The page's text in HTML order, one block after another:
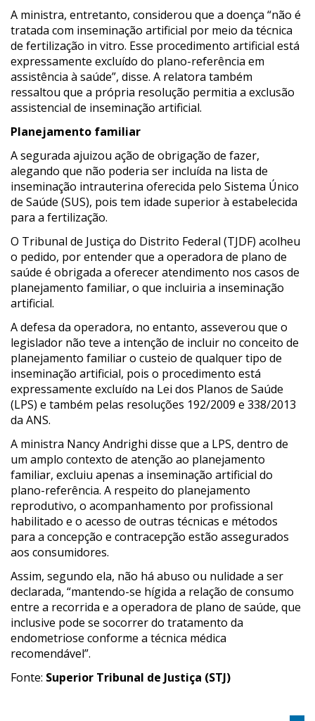
A ministra, entretanto, considerou que a doença “não é
tratada com inseminação artificial por meio da técnica
de fertilização in vitro. Esse procedimento artificial está
expressamente excluído do plano-referência em
assistência à saúde”, disse. A relatora também
ressaltou que a própria resolução permitia a exclusão
assistencial de inseminação artificial.
Planejamento familiar
A segurada ajuizou ação de obrigação de fazer,
alegando que não poderia ser incluída na lista de
inseminação intrauterina oferecida pelo Sistema Único
de Saúde (SUS), pois tem idade superior à estabelecida
para a fertilização.
O Tribunal de Justiça do Distrito Federal (TJDF) acolheu
o pedido, por entender que a operadora de plano de
saúde é obrigada a oferecer atendimento nos casos de
planejamento familiar, o que incluiria a inseminação
artificial.
A defesa da operadora, no entanto, asseverou que o
legislador não teve a intenção de incluir no conceito de
planejamento familiar o custeio de qualquer tipo de
inseminação artificial, pois o procedimento está
expressamente excluído na Lei dos Planos de Saúde
(LPS) e também pelas resoluções 192/2009 e 338/2013
da ANS.
A ministra Nancy Andrighi disse que a LPS, dentro de
um amplo contexto de atenção ao planejamento
familiar, excluiu apenas a inseminação artificial do
plano-referência. A respeito do planejamento
reprodutivo, o acompanhamento por profissional
habilitado e o acesso de outras técnicas e métodos
para a concepção e contracepção estão assegurados
aos consumidores.
Assim, segundo ela, não há abuso ou nulidade a ser
declarada, “mantendo-se hígida a relação de consumo
entre a recorrida e a operadora de plano de saúde, que
inclusive pode se socorrer do tratamento da
endometriose conforme a técnica médica
recomendável”.
Fonte: Superior Tribunal de Justiça (STJ)